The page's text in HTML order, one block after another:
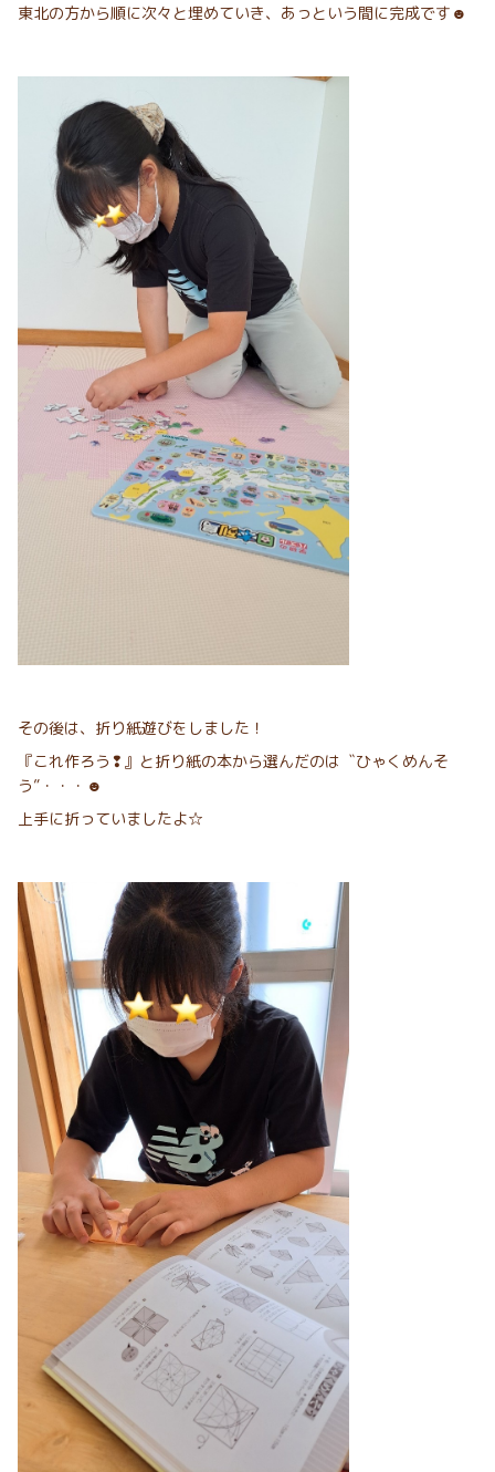
東北の方から順に次々と埋めていき、あっという間に完成です☻
その後は、折り紙遊びをしました！
『これ作ろう❢』と折り紙の本から選んだのは〝ひゃくめんそ
う”・・・☻
上手に折っていましたよ☆